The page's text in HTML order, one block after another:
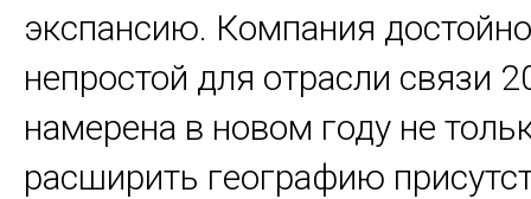
экспансию. Компания
непростой для отрасли связи
намерена в новом году не
расширить географию